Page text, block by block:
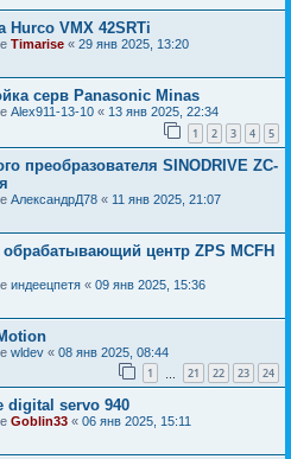
Hurco VMX 42SRTi
Timarise « 29 янв 2025, 13:20
серв Panasonic Minas
Alex911-13-10 « 13 янв 2025, 22:34
1 2 3 4 5
преобразователя SINODRIVE ZC-
АлександрД78 « 11 янв 2025, 21:07
центр ZPS MCFH
индеецпетя « 09 янв 2025, 15:36
wldev « 08 янв 2025, 08:44
1 21 22 23 24
digital servo 940
Goblin33 « 06 янв 2025, 15:11